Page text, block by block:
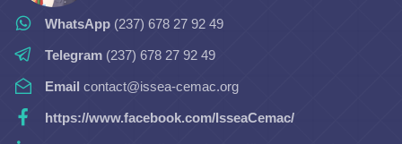
WhatsApp (237) 678 27 92 49
Telegram (237) 678 27 92 49
Email contact@issea-cemac.org
https://www.facebook.com/IsseaCemac/